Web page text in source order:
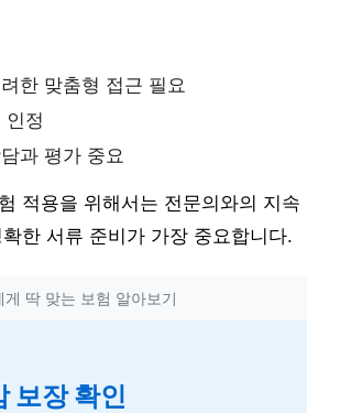
한 맞춤형 접근 필요
인정
과 평가 중요
적용을 위해서는 전문의와의 지속
한 서류 준비가 가장 중요합니다.
게 딱 맞는 보험 알아보기
보장 확인